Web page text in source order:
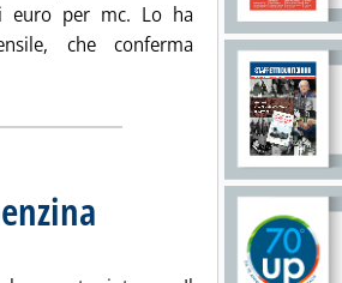
euro per mc. Lo ha
che conferma
'Bolletta gas, per i vulnerabili a
. Sottotitolo: Andamento dei prezzi sul
. Pubblicata mercoledì 02 aprile 2025 alle